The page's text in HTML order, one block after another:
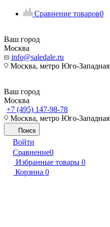
Сравнение товаров0
Ваш город
Москва
info@saledale.ru
Москва, метро Юго-Западная
Ваш город
Москва
+7 (495) 147-98-78
Москва, метро Юго-Западная
Поиск
Войти
Сравнение0
Избранные товары 0
Корзина 0